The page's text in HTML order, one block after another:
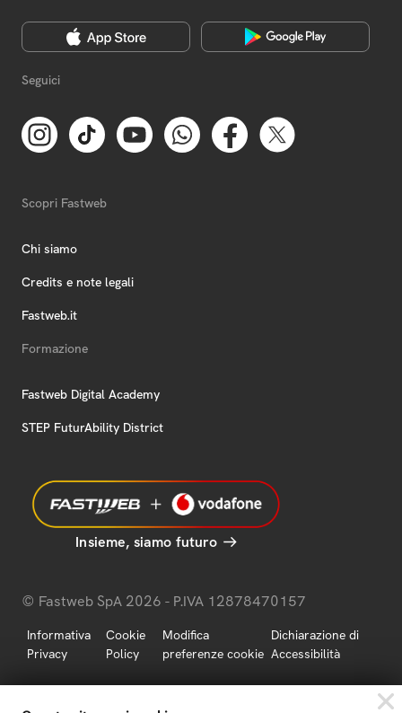
Seguici
Scopri Fastweb
Chi siamo
Credits e note legali
Fastweb.it
Formazione
Fastweb Digital Academy
STEP FuturAbility District
Insieme, siamo futuro
© Fastweb SpA 2026 - P.IVA 12878470157
Informativa
Privacy
Cookie
Policy
Modifica
preferenze cookie
Dichiarazione di
Accessibilità